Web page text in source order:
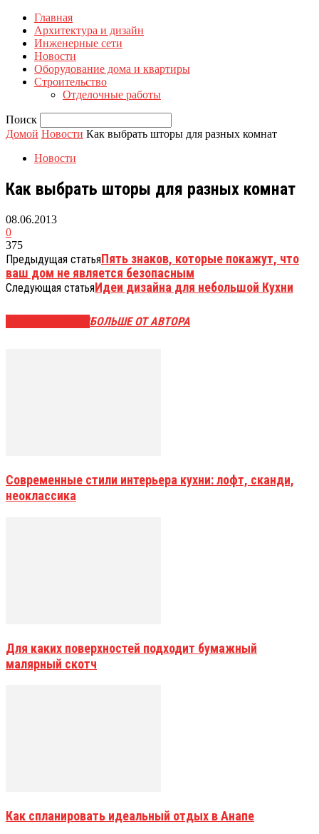
Главная
Архитектура и дизайн
Инженерные сети
Новости
Оборудование дома и квартиры
Строительство
Отделочные работы
Поиск
Домой Новости Как выбрать шторы для разных комнат
Новости
Как выбрать шторы для разных комнат
08.06.2013
0
375
Предыдущая статьяПять знаков, которые покажут, что
ваш дом не является безопасным
Следующая статьяИдеи дизайна для небольшой Кухни
БОЛЬШЕ ОТ АВТОРА
Современные стили интерьера кухни: лофт, сканди,
неоклассика
Для каких поверхностей подходит бумажный
малярный скотч
Как спланировать идеальный отдых в Анапе